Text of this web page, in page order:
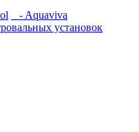
- Aquaviva
установок